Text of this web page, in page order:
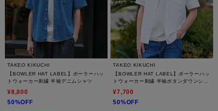
TAKEO KIKUCHI
【BOWLER HAT LABEL】ボーラーハッ
トウォーカー刺繍 半袖デニムシャツ
¥8,800
50%OFF
TAKEO KIKUCHI
【BOWLER HAT LABEL】ボーラーハッ
トウォーカー刺繍 半袖ボタンダウンシャ
¥7,700
50%OFF